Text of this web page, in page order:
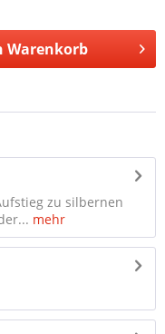
Warenkorb
zu silbernen
mehr